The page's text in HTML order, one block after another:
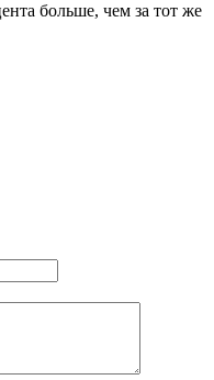
больше, чем за тот же